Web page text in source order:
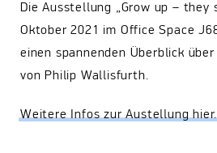
Die Ausstellung „Grow up – they
Oktober 2021 im Office Space
einen spannenden Überblick
von Philip Wallisfurth.
Weitere Infos zur Austellung hier.